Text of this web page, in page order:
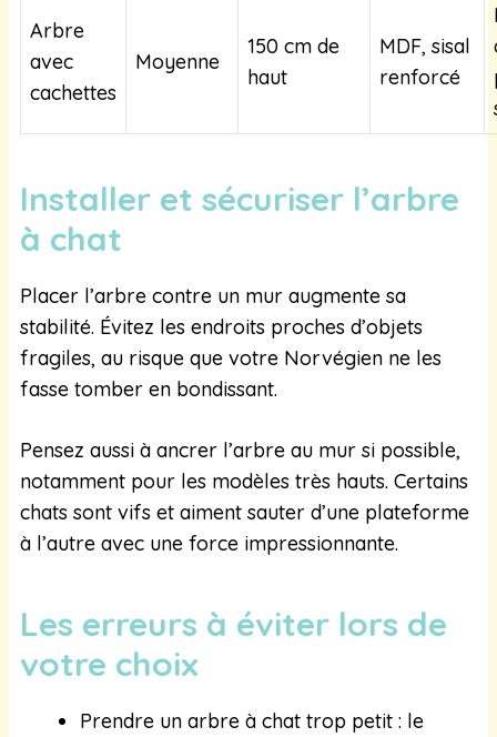
Arbre
avec
cachettes
Moyenne
150 cm de
haut
MDF, sisal
renforcé
Installer et sécuriser l’arbre
à chat
Placer l’arbre contre un mur augmente sa
stabilité. Évitez les endroits proches d’objets
fragiles, au risque que votre Norvégien ne les
fasse tomber en bondissant.
Pensez aussi à ancrer l’arbre au mur si possible,
notamment pour les modèles très hauts. Certains
chats sont vifs et aiment sauter d’une plateforme
à l’autre avec une force impressionnante.
Les erreurs à éviter lors de
votre choix
Prendre un arbre à chat trop petit : le